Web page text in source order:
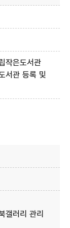
작은도서관
서관 등록 및
갤러리 관리